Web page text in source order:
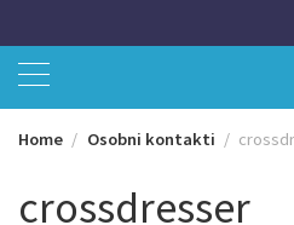
Home Osobni kontakti
crossdresser